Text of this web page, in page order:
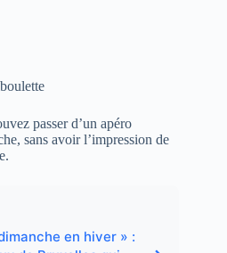
passer d’un apéro
sans avoir l’impression de
en hiver » :